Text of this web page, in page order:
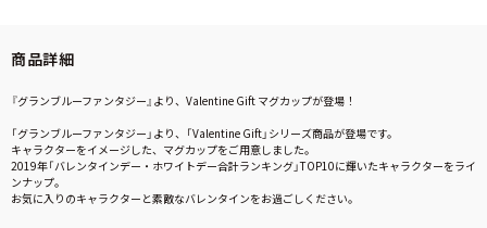
商品詳細
『グランブルーファンタジー』より、Valentine Gift マグカップが登場！
「グランブルーファンタジー」より、「Valentine Gift」シリーズ商品が登場です。
キャラクターをイメージした、マグカップをご用意しました。
2019年「バレンタインデー・ホワイトデー合計ランキング」TOP10に輝いたキャラクターをライ
ンナップ。
お気に入りのキャラクターと素敵なバレンタインをお過ごしください。